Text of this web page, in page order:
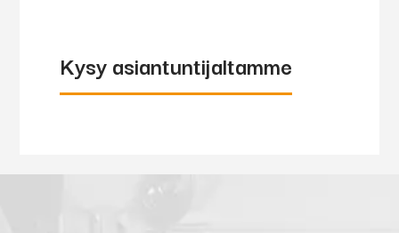
Kysy asiantuntijaltamme